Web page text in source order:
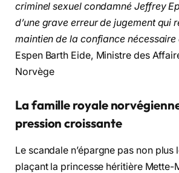
criminel sexuel condamné Jeffrey
d’une grave erreur de jugement qui
maintien de la confiance nécessaire
Espen Barth Eide, Ministre des
Norvège
La famille royale
pression croissante
Le scandale n’épargne pas non plus
plaçant la princesse héritière Mette-